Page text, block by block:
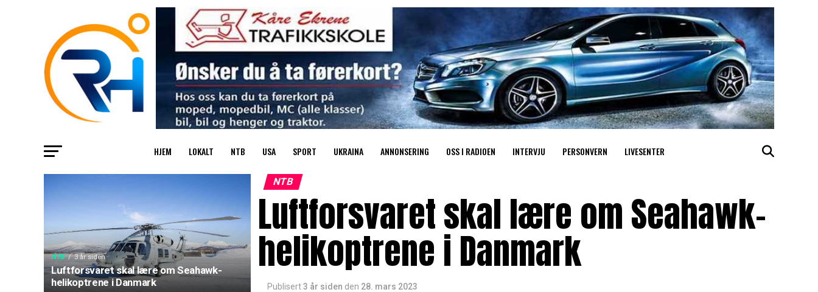
HJEM LOKALT NTB USA SPORT UKRAINA ANNONSERING OSS I RADIOEN INTERVJU PERSONVERN LIVESENTER
NTB 3 år siden
Luftforsvaret skal lære om Seahawk-
helikoptrene i Danmark
NTB
Luftforsvaret skal lære om Seahawk-
helikoptrene i Danmark
Publisert3 år siden den 28. mars 2023